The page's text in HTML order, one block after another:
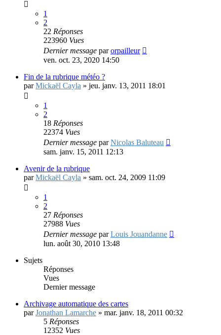
1
2
22 Réponses
223960 Vues
Dernier message parorpailleur
ven. oct. 23, 2020 14:50
Fin de la rubrique météo ?
parMickaël Cayla » jeu. janv. 13, 2011 18:01
1
2
18 Réponses
22374 Vues
Dernier message parNicolas Baluteau
sam. janv. 15, 2011 12:13
Avenir de la rubrique
parMickaël Cayla » sam. oct. 24, 2009 11:09
1
2
27 Réponses
27988 Vues
Dernier message parLouis Jouandanne
lun. août 30, 2010 13:48
Sujets
Réponses
Vues
Dernier message
Archivage automatique des cartes
parJonathan Lamarche » mar. janv. 18, 2011 00:32
5 Réponses
12352 Vues